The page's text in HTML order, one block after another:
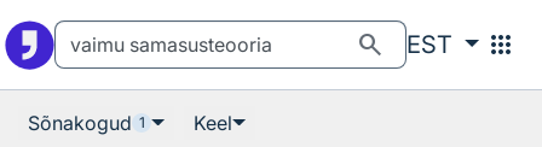
search EST apps
Sõnakogud 1 Keel